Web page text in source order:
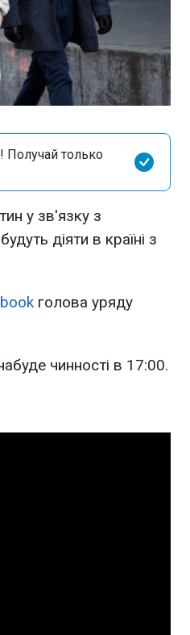
только
у зв'язку з
діяти в країні з
голова уряду
чинності в 17:00.